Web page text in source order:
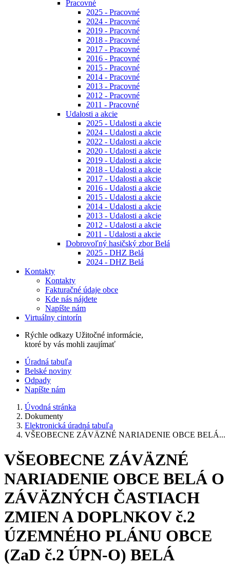
Pracovné
2025 - Pracovné
2024 - Pracovné
2019 - Pracovné
2018 - Pracovné
2017 - Pracovné
2016 - Pracovné
2015 - Pracovné
2014 - Pracovné
2013 - Pracovné
2012 - Pracovné
2011 - Pracovné
Udalosti a akcie
2025 - Udalosti a akcie
2024 - Udalosti a akcie
2022 - Udalosti a akcie
2020 - Udalosti a akcie
2019 - Udalosti a akcie
2018 - Udalosti a akcie
2017 - Udalosti a akcie
2016 - Udalosti a akcie
2015 - Udalosti a akcie
2014 - Udalosti a akcie
2013 - Udalosti a akcie
2012 - Udalosti a akcie
2011 - Udalosti a akcie
Dobrovoľný hasičský zbor Belá
2025 - DHZ Belá
2024 - DHZ Belá
Kontakty
Kontakty
Fakturačné údaje obce
Kde nás nájdete
Napíšte nám
Virtuálny cintorín
Rýchle odkazy Užitočné informácie,
ktoré by vás mohli zaujímať
Úradná tabuľa
Belské noviny
Odpady
Napíšte nám
Úvodná stránka
Dokumenty
Elektronická úradná tabuľa
VŠEOBECNE ZÁVÄZNÉ NARIADENIE OBCE BELÁ...
VŠEOBECNE ZÁVÄZNÉ
NARIADENIE OBCE BELÁ O
ZÁVÄZNÝCH ČASTIACH
ZMIEN A DOPLNKOV č.2
ÚZEMNÉHO PLÁNU OBCE
(ZaD č.2 ÚPN-O) BELÁ